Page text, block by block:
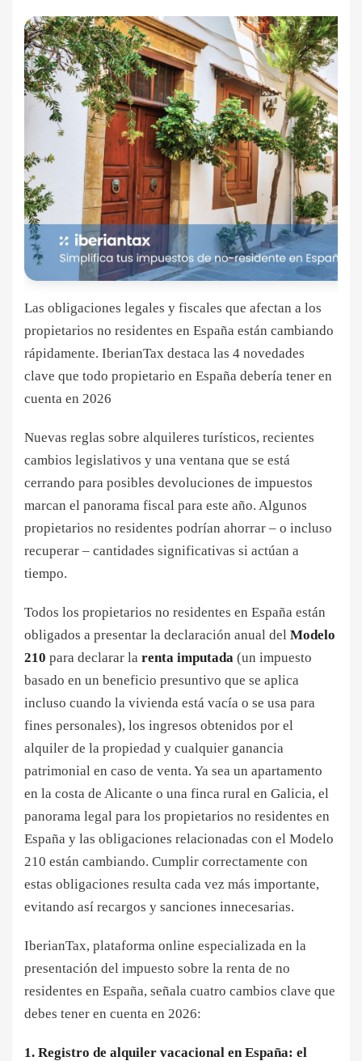
Las obligaciones legales y fiscales que afectan a los
propietarios no residentes en España están cambiando
rápidamente. IberianTax destaca las 4 novedades
clave que todo propietario en España debería tener en
cuenta en 2026
Nuevas reglas sobre alquileres turísticos, recientes
cambios legislativos y una ventana que se está
cerrando para posibles devoluciones de impuestos
marcan el panorama fiscal para este año. Algunos
propietarios no residentes podrían ahorrar – o incluso
recuperar – cantidades significativas si actúan a
tiempo.
Todos los propietarios no residentes en España están
obligados a presentar la declaración anual del Modelo
210 para declarar la renta imputada (un impuesto
basado en un beneficio presuntivo que se aplica
incluso cuando la vivienda está vacía o se usa para
fines personales), los ingresos obtenidos por el
alquiler de la propiedad y cualquier ganancia
patrimonial en caso de venta. Ya sea un apartamento
en la costa de Alicante o una finca rural en Galicia, el
panorama legal para los propietarios no residentes en
España y las obligaciones relacionadas con el Modelo
210 están cambiando. Cumplir correctamente con
estas obligaciones resulta cada vez más importante,
evitando así recargos y sanciones innecesarias.
IberianTax, plataforma online especializada en la
presentación del impuesto sobre la renta de no
residentes en España, señala cuatro cambios clave que
debes tener en cuenta en 2026:
1. Registro de alquiler vacacional en España: el